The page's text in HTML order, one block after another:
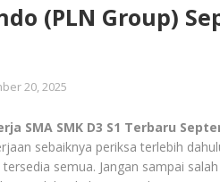
(PLN Group)
20, 2025
SMA SMK D3 S1 Terbaru
sebaiknya periksa terlebih
semua. Jangan sampai